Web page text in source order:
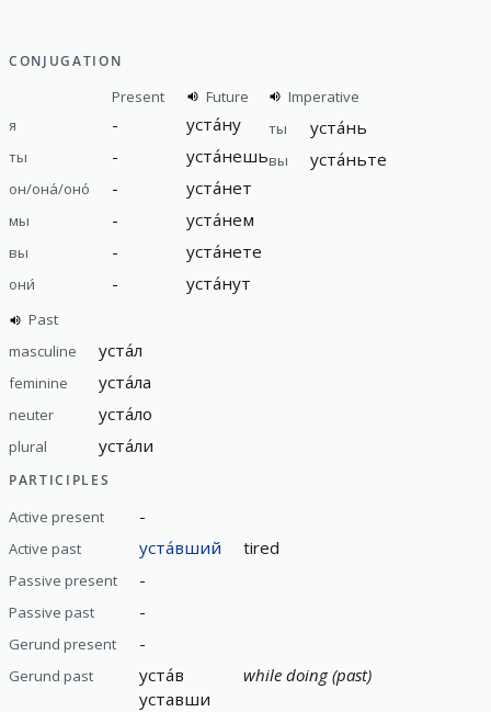
CONJUGATION
Present
Future
я
- уста́ну
ты - уста́нешь
он/она́/оно́ - уста́нет
мы - уста́нем
вы - уста́нете
они́ - уста́нут
Imperative
ты
уста́нь
вы уста́ньте
Past
masculine
уста́л
feminine уста́ла
neuter уста́ло
plural уста́ли
PARTICIPLES
Active present -
Active past уста́вший tired
Passive present -
Passive past -
Gerund present -
Gerund past
уста́в
уставши
while doing (past)